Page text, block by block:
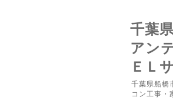
千葉
アン
ＥＬ
千葉県船橋
コン工事・